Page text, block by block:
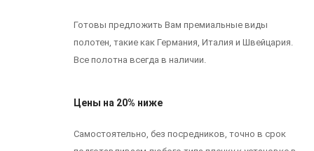
Готовы предложить Вам премиальные виды
полотен, такие как Германия, Италия и Швейцария.
Все полотна всегда в наличии.
Цены на 20% ниже
Самостоятельно, без посредников, точно в срок